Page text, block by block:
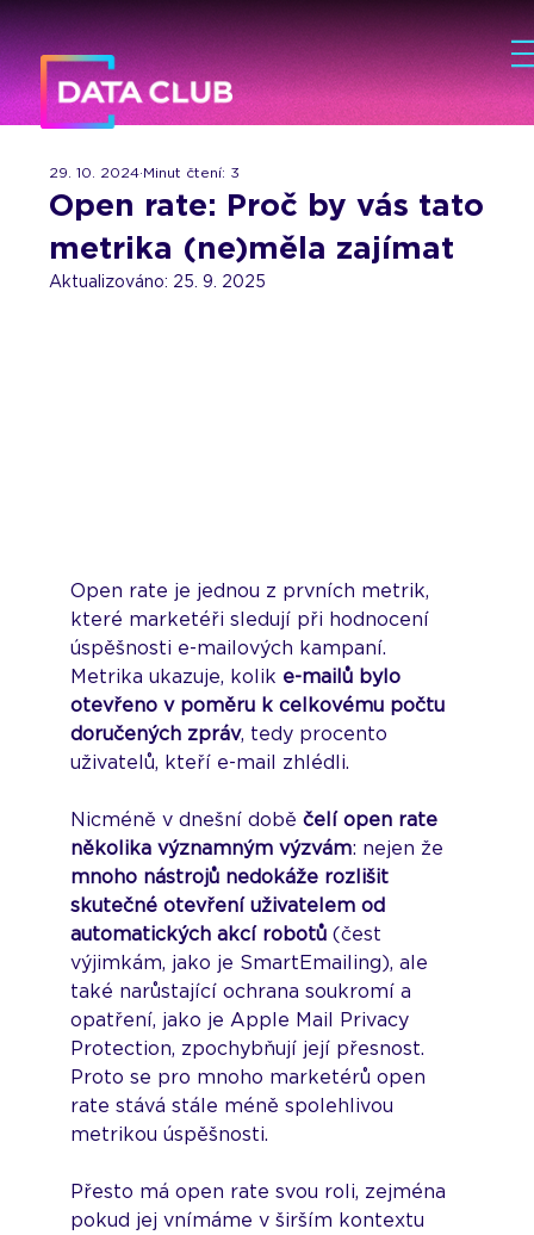
Open rate: Proč by vás tato
metrika (ne)měla zajímat
29. 10. 2024 Minut čtení: 3
Aktualizováno: 25. 9. 2025
Open rate je jednou z prvních metrik,
které marketéři sledují při hodnocení
úspěšnosti e-mailových kampaní.
Metrika ukazuje, kolik e-mailů bylo
otevřeno v poměru k celkovému počtu
doručených zpráv, tedy procento
uživatelů, kteří e-mail zhlédli.
Nicméně v dnešní době čelí open rate
několika významným výzvám: nejen že
mnoho nástrojů nedokáže rozlišit
skutečné otevření uživatelem od
automatických akcí robotů (čest
výjimkám, jako je SmartEmailing), ale
také narůstající ochrana soukromí a
opatření, jako je Apple Mail Privacy
Protection, zpochybňují její přesnost.
Proto se pro mnoho marketérů open
rate stává stále méně spolehlivou
metrikou úspěšnosti.
Přesto má open rate svou roli, zejména
pokud jej vnímáme v širším kontextu